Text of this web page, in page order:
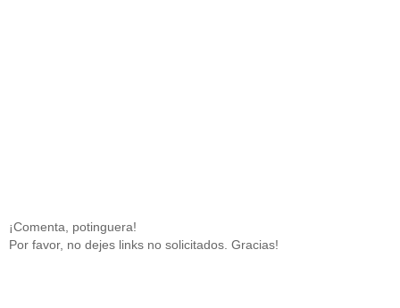
¡Comenta, potinguera!
Por favor, no dejes links no solicitados. Gracias!